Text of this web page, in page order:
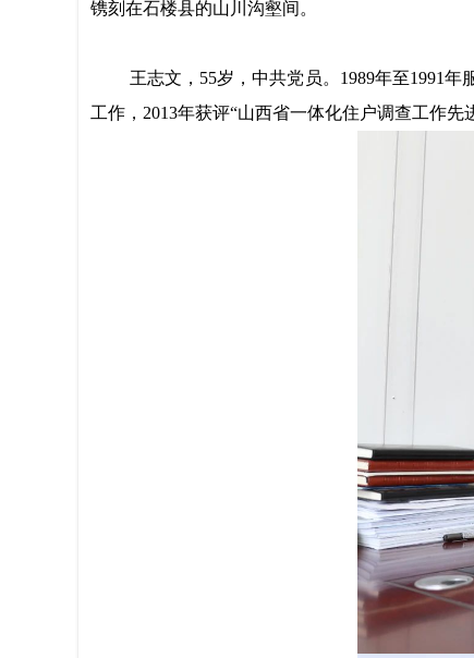
镌刻在石楼县的山川沟壑间。
王志文， 55岁，中共党员。1989年至1991
工作，2013年获评“山西省一体化住户调查工作先